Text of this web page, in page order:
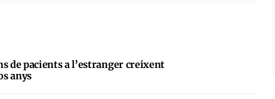
de pacients a l’estranger creixent
anys